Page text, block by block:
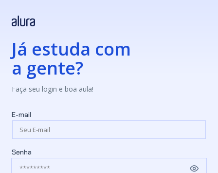
Já estuda com
a gente?
Faça seu login e boa aula!
E-mail
Senha